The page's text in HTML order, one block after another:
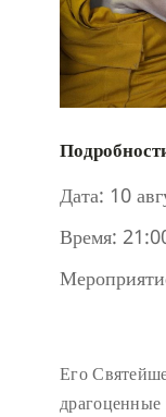
Дата: 10
Время:
Его
драгоценные